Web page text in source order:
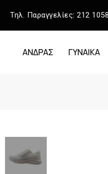
Τηλ. Παραγγελίες: 212
ΑΝΔΡΑΣ ΓΥΝΑΙΚΑ